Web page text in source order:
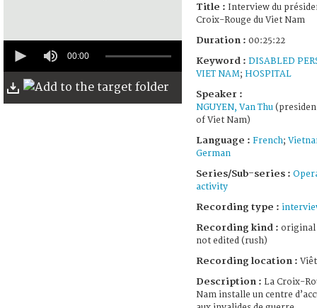
seconds
minutes,
22
00:00
Title : Interview du
Croix-Rouge du Viet Nam
Duration : 00:25:22
Keyword : DISABLED
VIET NAM; HOSPITAL
Speaker :
NGUYEN, Van Thu
of Viet Nam)
Language : French;
German
Series/Sub-series :
activity
Recording type :
Recording kind : original
not edited (rush)
Recording location :
Description : La Croix-
Nam installe un centre